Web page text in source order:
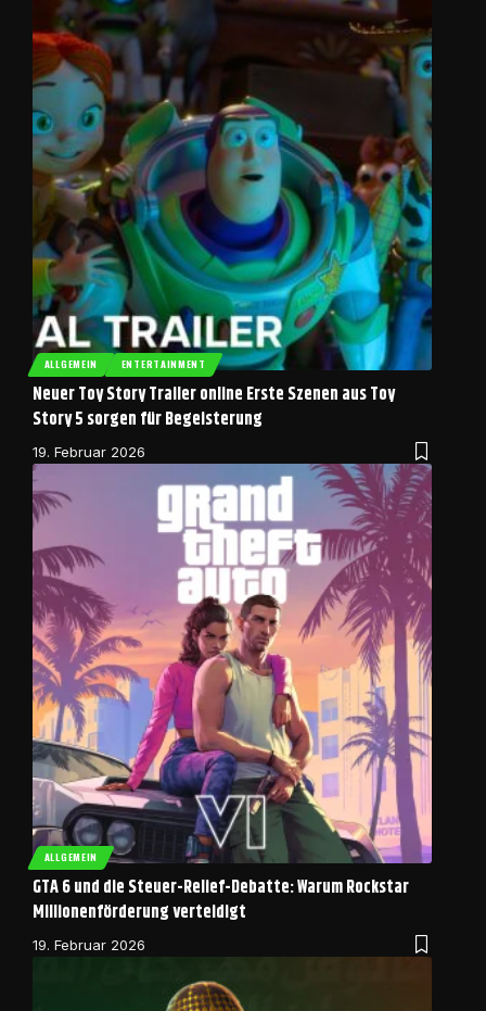
ALLGEMEIN ENTERTAINMENT
Neuer Toy Story Trailer online Erste Szenen aus Toy
Story 5 sorgen für Begeisterung
19. Februar 2026
ALLGEMEIN
GTA 6 und die Steuer-Relief-Debatte: Warum Rockstar
Millionenförderung verteidigt
19. Februar 2026